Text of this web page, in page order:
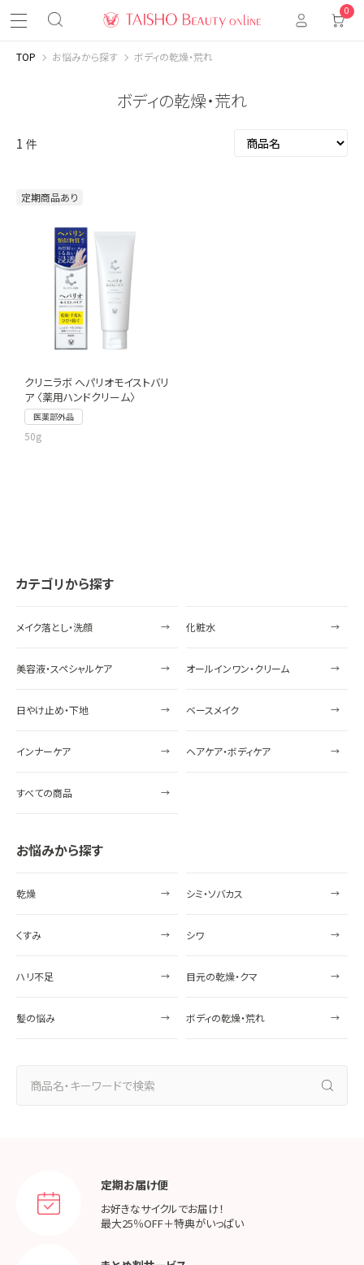
0
TOP お悩みから探す ボディの乾燥・荒れ
ボディの乾燥・荒れ
1 件
定期商品あり
クリニラボ へパリオモイストバリ
ア 〈薬用ハンドクリーム〉
医薬部外品
50g
カテゴリから探す
メイク落とし・洗顔 化粧水
美容液・スペシャルケア オールインワン・クリーム
日やけ止め・下地 ベースメイク
インナーケア ヘアケア・ボディケア
すべての商品
お悩みから探す
乾燥 シミ・ソバカス
くすみ シワ
ハリ不足 目元の乾燥・クマ
髪の悩み ボディの乾燥・荒れ
定期お届け便
お好きなサイクルでお届け！
最大25％OFF＋特典がいっぱい